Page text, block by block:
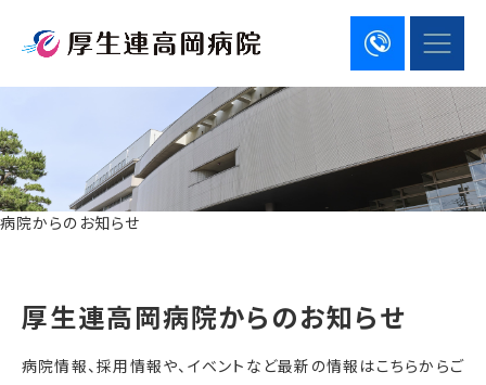
病院からのお知らせ
厚生連高岡病院からのお知らせ
病院情報、採用情報や、イベントなど最新の情報はこちらからご